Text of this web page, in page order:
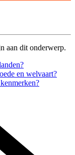
aan dit onderwerp.
en welvaart?